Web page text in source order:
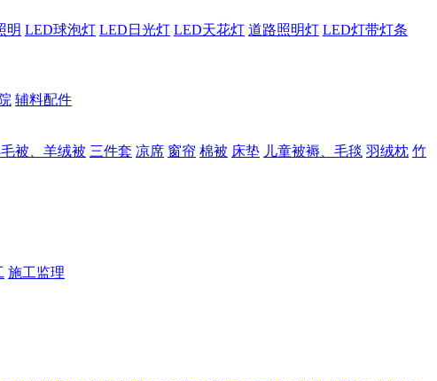
明 LED球泡灯 LED日光灯 LED天花灯 道路照明灯 LED灯带灯条
辅料配件
被、羊绒被 三件套 凉席 窗帘 棉被 床垫 儿童被褥、毛毯 羽绒枕 竹
施工监理